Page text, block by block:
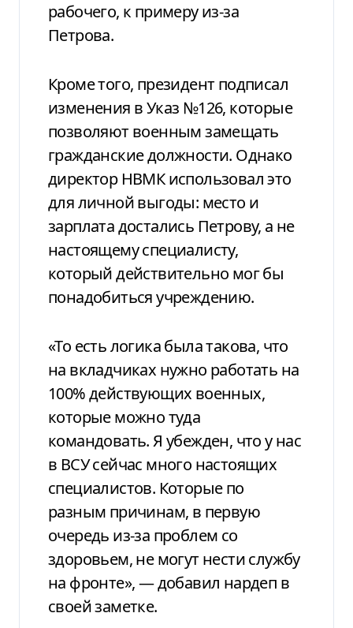
рабочего, к примеру из-за
Петрова.
Кроме того, президент подписал
изменения в Указ №126, которые
позволяют военным замещать
гражданские должности. Однако
директор НВМК использовал это
для личной выгоды: место и
зарплата достались Петрову, а не
настоящему специалисту,
который действительно мог бы
понадобиться учреждению.
«То есть логика была такова, что
на вкладчиках нужно работать на
100% действующих военных,
которые можно туда
командовать. Я убежден, что у нас
в ВСУ сейчас много настоящих
специалистов. Которые по
разным причинам, в первую
очередь из-за проблем со
здоровьем, не могут нести службу
на фронте», — добавил нардеп в
своей заметке.